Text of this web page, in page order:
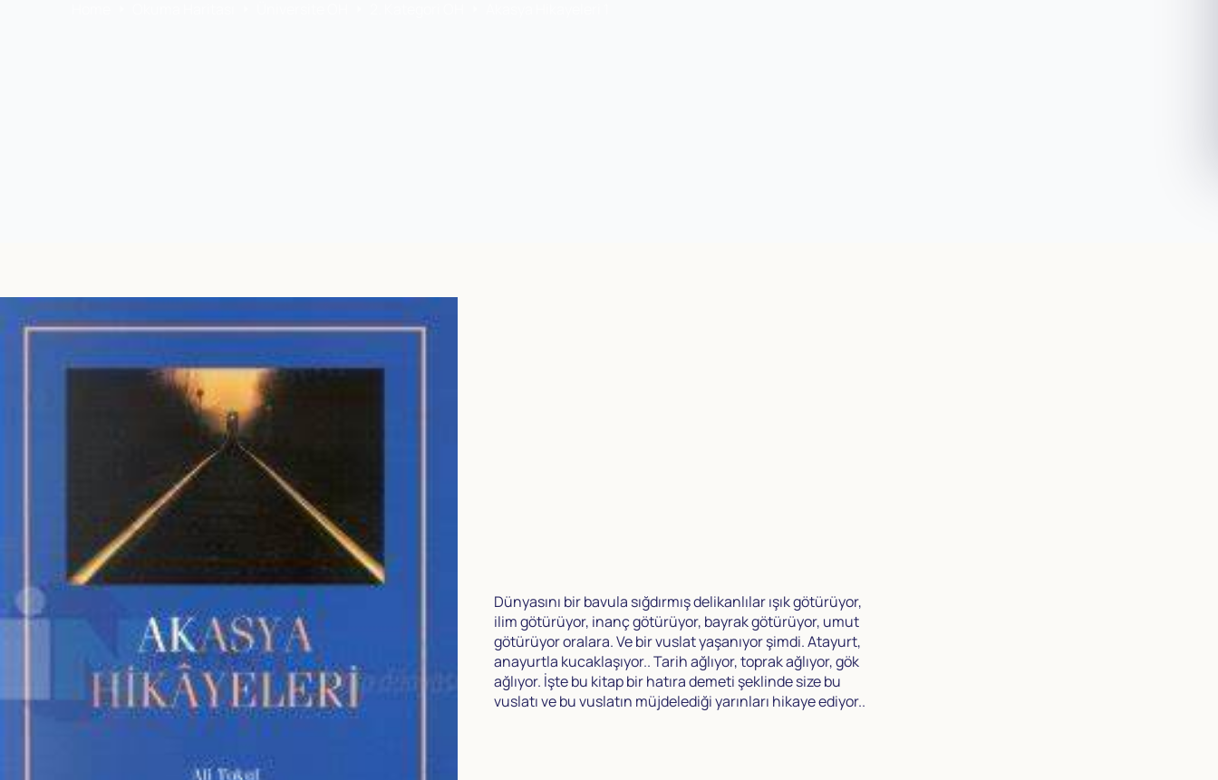
Dünyasını bir bavula sığdırmış delikanlılar ışık götürüyor,
ilim götürüyor, inanç götürüyor, bayrak götürüyor, umut
götürüyor oralara. Ve bir vuslat yaşanıyor şimdi. Atayurt,
anayurtla kucaklaşıyor.. Tarih ağlıyor, toprak ağlıyor, gök
ağlıyor. İşte bu kitap bir hatıra demeti şeklinde size bu
vuslatı ve bu vuslatın müjdelediği yarınları hikaye ediyor..